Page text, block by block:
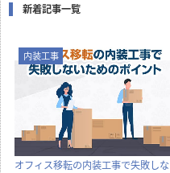
新着記事一覧
内装工事
オフィス移転の内装工事で失敗しな